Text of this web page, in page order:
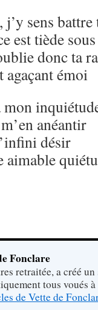
sens
est tiède
donc ta
émoi
mon
anéantir
désir
aimable
Fonclare
retraitée, a créé
tous voués
de Vette de